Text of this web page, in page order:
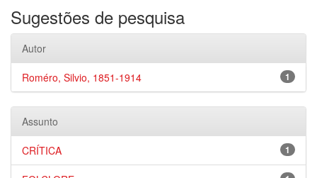
Sugestões de pesquisa
Autor
1
Roméro, Silvio, 1851-1914
Assunto
1
CRÍTICA